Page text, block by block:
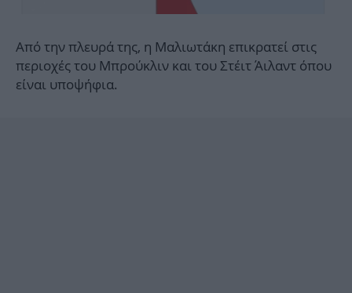
Από την πλευρά της, η Μαλιωτάκη επικρατεί στις
περιοχές του Μπρούκλιν και του Στέιτ Άιλαντ όπου
είναι υποψήφια.